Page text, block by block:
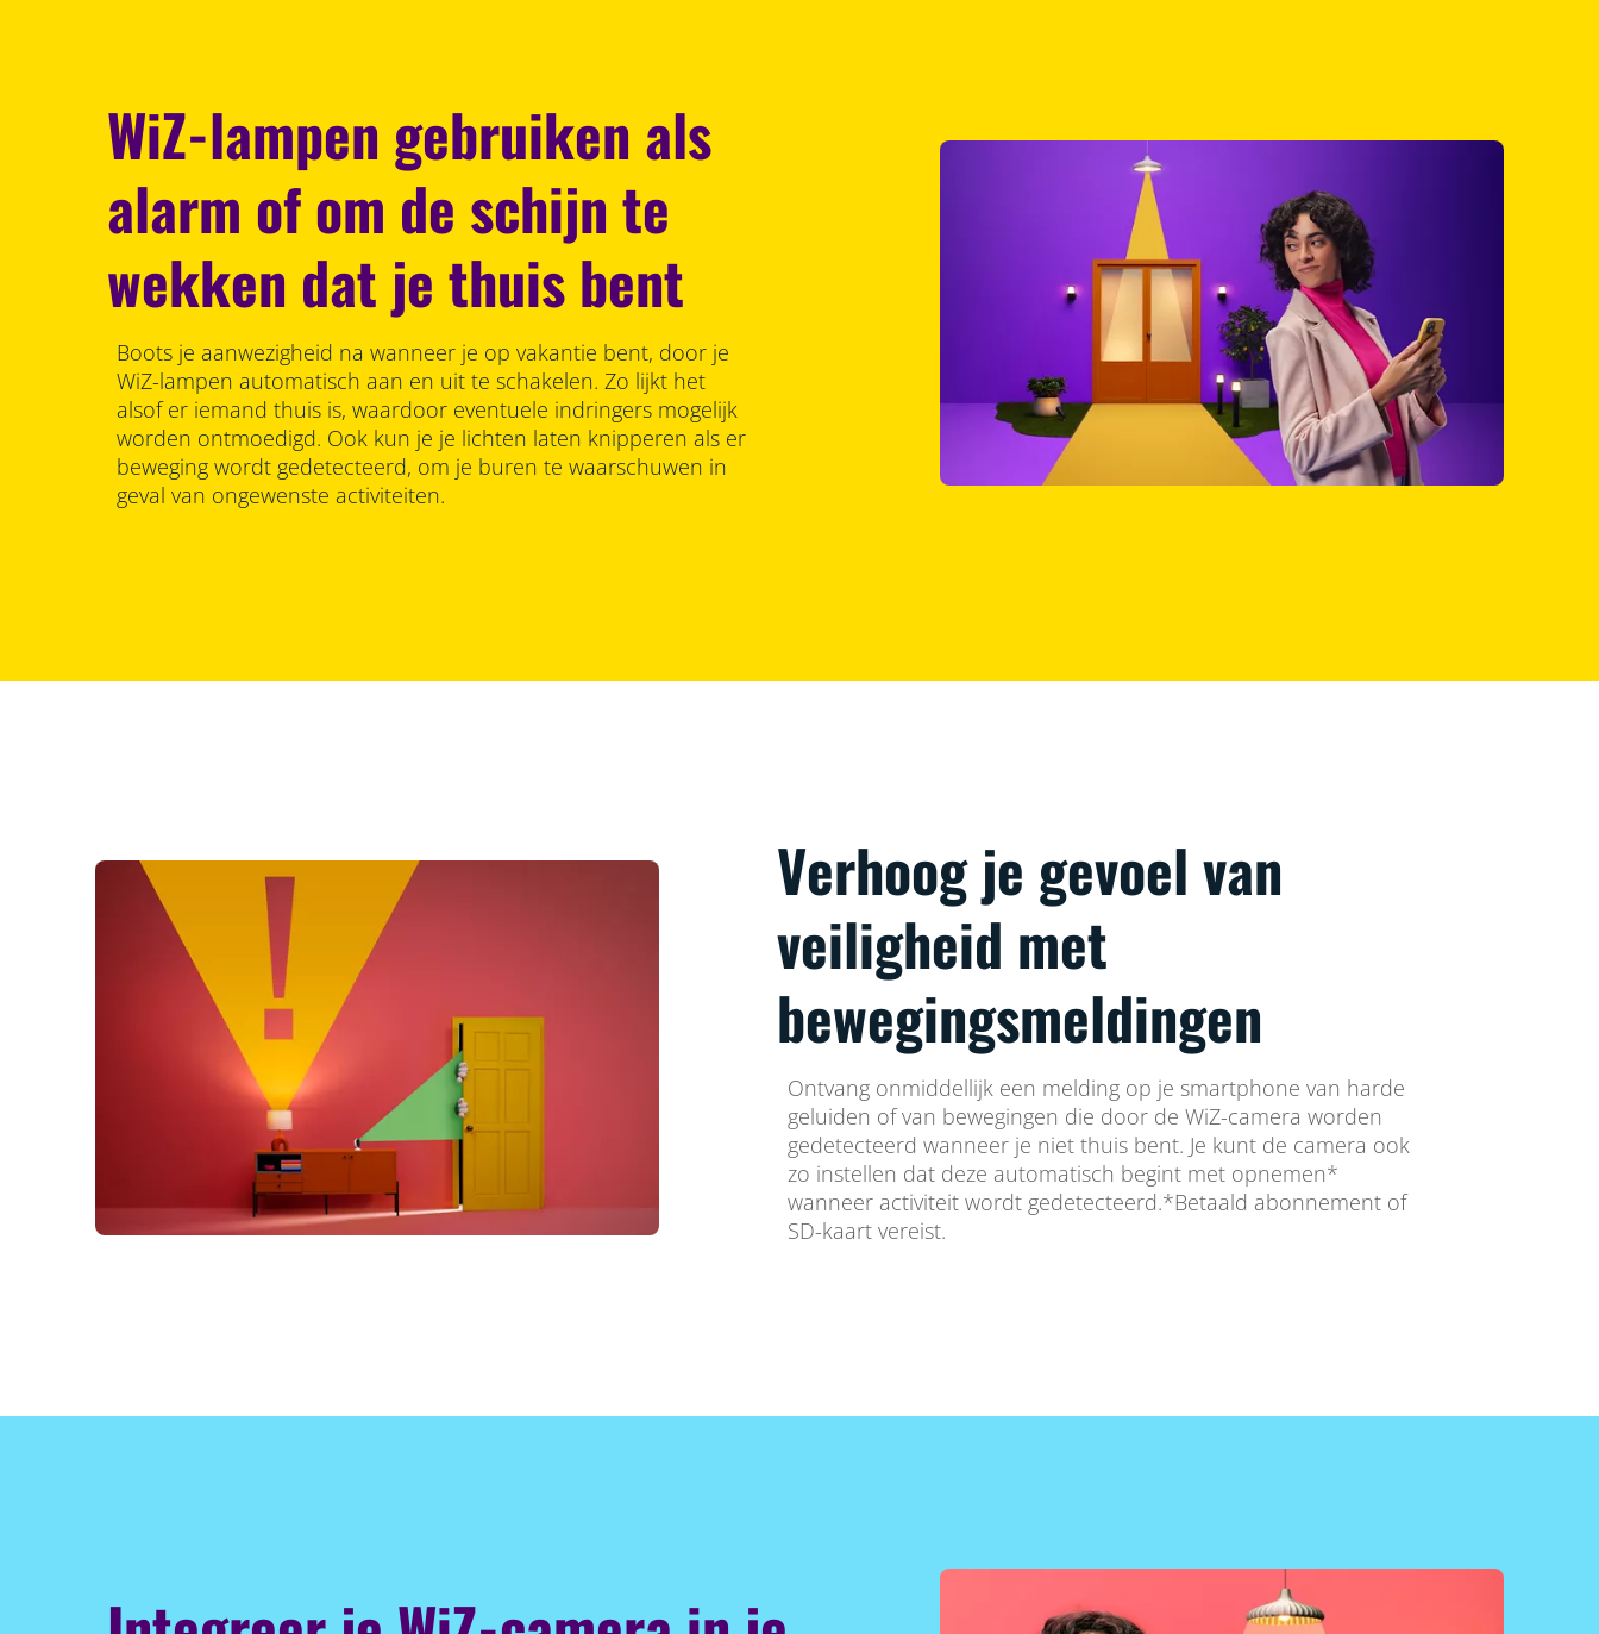
WiZ-lampen gebruiken als
alarm of om de schijn te
wekken dat je thuis bent
Boots je aanwezigheid na wanneer je op vakantie bent, door je
WiZ-lampen automatisch aan en uit te schakelen. Zo lijkt het
alsof er iemand thuis is, waardoor eventuele indringers mogelijk
worden ontmoedigd. Ook kun je je lichten laten knipperen als er
beweging wordt gedetecteerd, om je buren te waarschuwen in
geval van ongewenste activiteiten.
Verhoog je gevoel van
veiligheid met
bewegingsmeldingen
Ontvang onmiddellijk een melding op je smartphone van harde
geluiden of van bewegingen die door de WiZ-camera worden
gedetecteerd wanneer je niet thuis bent. Je kunt de camera ook
zo instellen dat deze automatisch begint met opnemen*
wanneer activiteit wordt gedetecteerd.*Betaald abonnement of
SD-kaart vereist.